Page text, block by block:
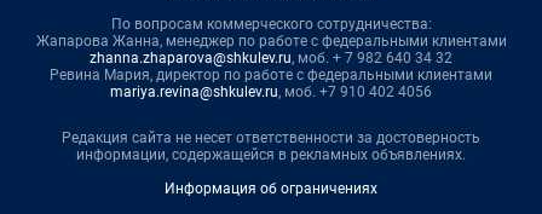
По вопросам коммерческого сотрудничества:
Жапарова Жанна, менеджер по работе с федеральными клиентами
zhanna.zhaparova@shkulev.ru, моб. + 7 982 640 34 32
Ревина Мария, директор по работе с федеральными клиентами
mariya.revina@shkulev.ru, моб. +7 910 402 4056
Редакция сайта не несет ответственности за достоверность
информации, содержащейся в рекламных объявлениях.
Информация об ограничениях